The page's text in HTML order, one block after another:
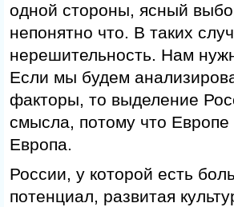
одной стороны, ясный
непонятно что. В таких
нерешительность. Нам
Если мы будем
факторы, то выделение
смысла, потому что
Европа.
России, у которой есть
потенциал, развитая